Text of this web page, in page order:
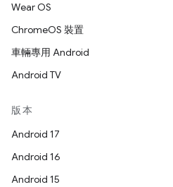
Wear OS
ChromeOS 裝置
車輛專用 Android
Android TV
版本
Android 17
Android 16
Android 15